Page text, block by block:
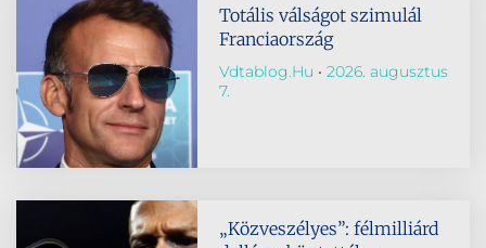
Totális válságot szimulál
Franciaország
Vdtablog.hu
2026. augusztus
7.
„Közveszélyes”: félmilliárd